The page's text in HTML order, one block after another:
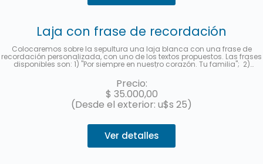
Laja con frase de recordación
Colocaremos sobre la sepultura una laja blanca con una frase de
recordación personalizada, con uno de los textos propuestos. Las frases
disponibles son: 1) "Por siempre en nuestro corazón. Tu familia"; 2)
ejemplo. Te amaremos por siempre." y 4) "Tu familia te recuerda.".
Deberá indicar al contratar el servicio la frase seleccionada en la
sección "observaciones". Le enviaremos una foto a su e-mail cuando se
haya realizado.
Precio:
$ 35.000,00
(Desde el exterior: u$s 25)
Ver detalles